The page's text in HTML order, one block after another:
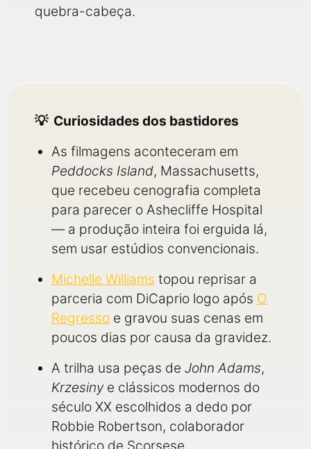
quebra-cabeça.
Curiosidades dos bastidores
As filmagens aconteceram em
Peddocks Island, Massachusetts,
que recebeu cenografia completa
para parecer o Ashecliffe Hospital
— a produção inteira foi erguida lá,
sem usar estúdios convencionais.
Michelle Williams topou reprisar a
parceria com DiCaprio logo após O
Regresso e gravou suas cenas em
poucos dias por causa da gravidez.
A trilha usa peças de John Adams,
Krzesinye clássicos modernos do
século XX escolhidos a dedo por
Robbie Robertson, colaborador
histórico de Scorsese.